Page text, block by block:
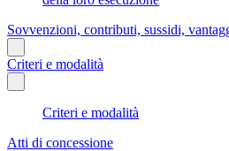
Sovvenzioni, contributi, sussidi,
Criteri e modalità
Criteri e modalità
Atti di concessione